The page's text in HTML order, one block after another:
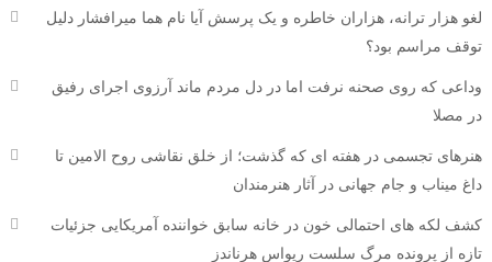
لغو هزار ترانه، هزاران خاطره و یک پرسش آیا نام هما میرافشار دلیل
توقف مراسم بود؟
وداعی که روی صحنه نرفت اما در دل مردم ماند آرزوی اجرای رفیق
در مصلا
هنرهای تجسمی در هفته ای که گذشت؛ از خلق نقاشی روح الامین تا
داغ میناب و جام جهانی در آثار هنرمندان
کشف لکه های احتمالی خون در خانه سابق خواننده آمریکایی جزئیات
تازه از پرونده مرگ سلست ریواس هرناندز